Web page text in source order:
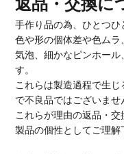
返品・交換に
手作り品の為、ひとつひ
色や形の個体差や色ムラ
気泡、細かなピンホー
す。
これらは製造過程で生
で不良品ではございませ
これらが理由の返品・交
製品の個性としてご理解